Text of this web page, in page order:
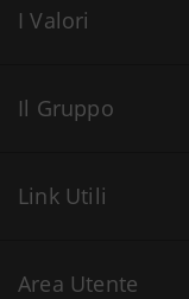
I Valori
Il Gruppo
Link Utili
Area Utente